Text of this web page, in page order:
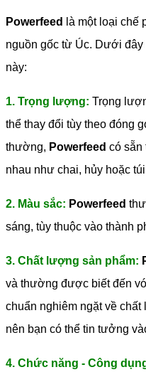
Powerfeed
là một loại chế
nguồn gốc từ Úc. Dưới đây
này:
1. Trọng lượng: Trọng
thể thay đổi tùy theo đóng
thường, Powerfeed có sẵn
nhau như chai, hủy hoặc
2. Màu sắc: Powerfeed
sáng, tùy thuộc vào thành
3. Chất lượng sản phẩm:
và thường được biết đến
chuẩn nghiêm ngặt về
nên bạn có thể tin tưởng
4. Chức năng - Công